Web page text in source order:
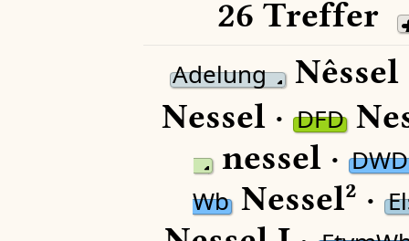
26 Treffer
Adelung Nêssel
Nessel · DFD
nessel ·
WbNessel² ·